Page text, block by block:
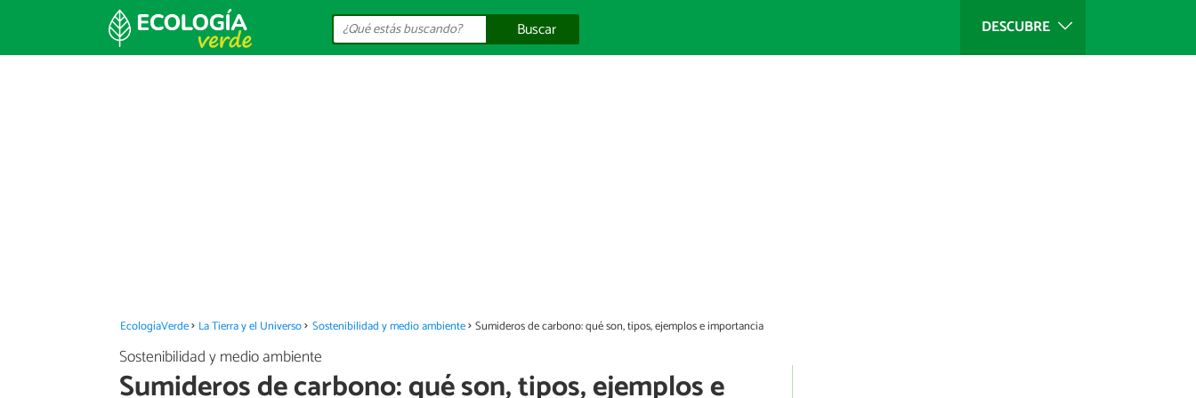
DESCUBRE
Buscar
EcologíaVerde La Tierra y el Universo Sostenibilidad y medio ambiente Sumideros de carbono: qué son, tipos, ejemplos e importancia
Sostenibilidad y medio ambiente
Sumideros de carbono: qué son, tipos, ejemplos e